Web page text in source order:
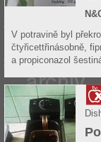
V potravině byl
čtyřicettřinásobně,
a propiconazol